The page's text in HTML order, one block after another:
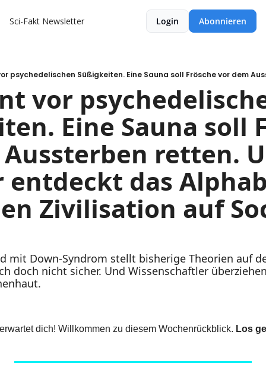
Sci-Fakt Newsletter Login Abonnieren
vor
Eine Sauna soll
retten.
entdeckt das
Zivilisation auf
mit Down-Syndrom stellt bisherige Theorien auf
doch nicht sicher. Und Wissenschaftler
dich! Willkommen zu diesem Wochenrückblick. Los